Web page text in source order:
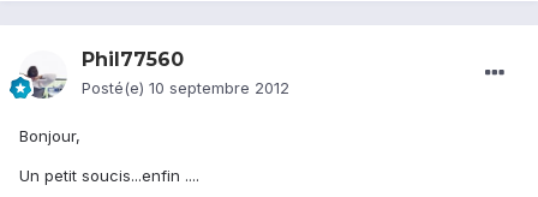
Phil77560
Posté(e) 10 septembre 2012
Bonjour,
Un petit soucis...enfin ....